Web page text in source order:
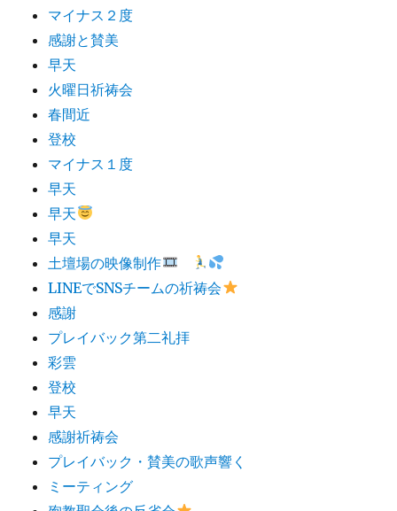
マイナス２度
感謝と賛美
早天
火曜日祈祷会
春間近
登校
マイナス１度
早天
早天
早天
土壇場の映像制作
LINEでSNSチームの祈祷会
感謝
プレイバック第二礼拝
彩雲
登校
早天
感謝祈祷会
プレイバック・賛美の歌声響く
ミーティング